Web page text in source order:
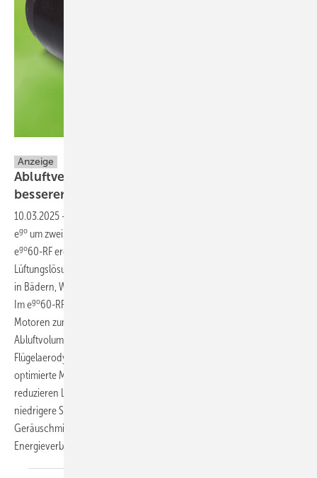
Anzeige
Abluftventilator mit WRG geht in Serie mit
besserer
10.03.2025 -
ego um zwei weitere Varianten erweitert. Die neuen Lüfter e
ego60-RF ergänzen die e
Lüftungslösung mit Wärmerückgewinnung, die speziell für den Einsatz
in Bädern, WCs und Küchen entwickelt wurden.
Im ego60-RF kommen neu entwickelte und leistungsstärkere ec-
Motoren zum Einsatz, die die Leistung um 50 % bei max. 60 m³/h
Abluftvolumenstrom erhöhen. Die Verbesserung der
Flügelaerodynamik mit sich überlappenden Rotorblättern, die
optimierte Motoransteuerung und die Geometrieoptimierung
reduzieren Luftverwirbelungen und Vibrationen, was für noch
niedrigere Schallwerte sorgt und damit zu einer erheblichen
Geräuschminderung führt. Zudem wurde die Effizienz erhöht, um den
Energieverbrauch zu